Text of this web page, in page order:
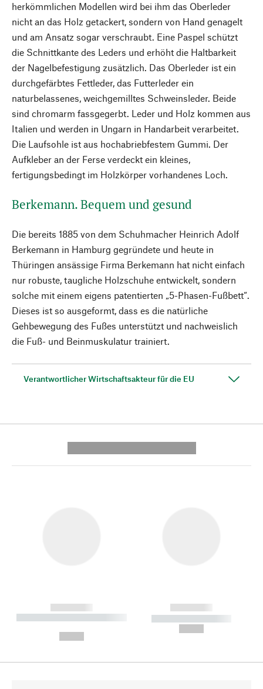
herkömmlichen Modellen wird bei ihm das Oberleder
nicht an das Holz getackert, sondern von Hand genagelt
und am Ansatz sogar verschraubt. Eine Paspel schützt
die Schnittkante des Leders und erhöht die Haltbarkeit
der Nagelbefestigung zusätzlich. Das Oberleder ist ein
durchgefärbtes Fettleder, das Futterleder ein
naturbelassenes, weichgemilltes Schweinsleder. Beide
sind chromarm fassgegerbt. Leder und Holz kommen aus
Italien und werden in Ungarn in Handarbeit verarbeitet.
Die Laufsohle ist aus hochabriebfestem Gummi. Der
Aufkleber an der Ferse verdeckt ein kleines,
fertigungsbedingt im Holzkörper vorhandenes Loch.
Berkemann. Bequem und gesund
Die bereits 1885 von dem Schuhmacher Heinrich Adolf
Berkemann in Hamburg gegründete und heute in
Thüringen ansässige Firma Berkemann hat nicht einfach
nur robuste, taugliche Holzschuhe entwickelt, sondern
solche mit einem eigens patentierten „5-Phasen-Fußbett“.
Dieses ist so ausgeformt, dass es die natürliche
Gehbewegung des Fußes unterstützt und nachweislich
die Fuß- und Beinmuskulatur trainiert.
Verantwortlicher Wirtschaftsakteur für die EU
------------
----------- ----------- --------
------------
----------- -----------